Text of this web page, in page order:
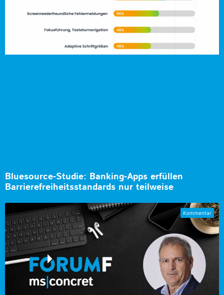
Bluesource-Studie: Banking-Apps erfüllen
Barrierefreiheitsstandards nur teilweise